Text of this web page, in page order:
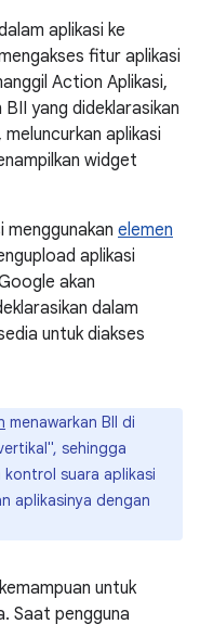
aplikasi ke
fitur aplikasi
Action Aplikasi,
yang dideklarasikan
meluncurkan aplikasi
widget
menggunakan elemen
aplikasi
akan
dalam
untuk diakses
menawarkan BII di
sehingga
suara aplikasi
aplikasinya dengan
untuk
Saat pengguna